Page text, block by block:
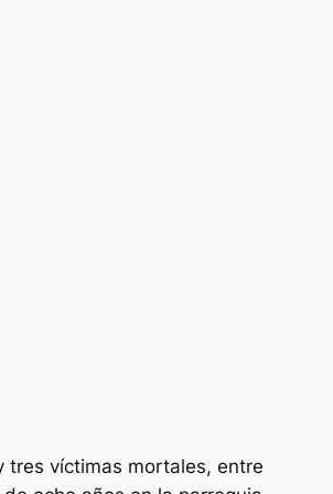
tres víctimas mortales, entre